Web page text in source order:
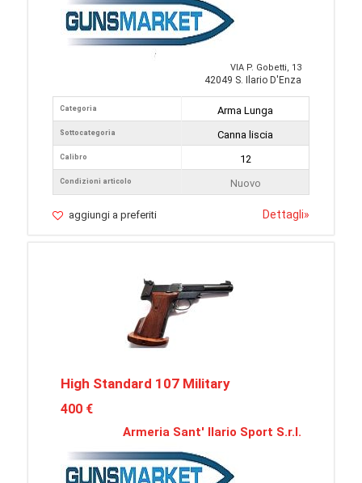
VIA P. Gobetti, 13
42049 S. Ilario D'Enza
Categoria
Sottocategoria
Calibro
Condizioni articolo
Arma Lunga
Canna liscia
12
Nuovo
aggiungi a preferiti Dettagli»
High Standard 107 Military
400 €
Armeria Sant' Ilario Sport S.r.l.